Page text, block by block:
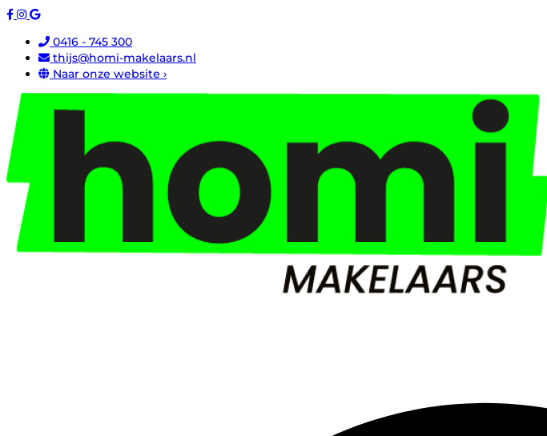
0416 - 745 300
thijs@homi-makelaars.nl
Naar onze website ›